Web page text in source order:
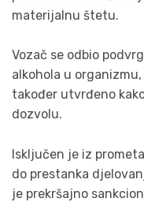
materijalnu štetu.
Vozač se odbio
alkohola u
također utvrđeno
dozvolu.
Isključen je iz
do prestanka
je prekršajno